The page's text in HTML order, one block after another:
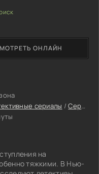
сериалы /Сериалы 2025
на
тяжкими. В Нью-
ОНЛАЙН